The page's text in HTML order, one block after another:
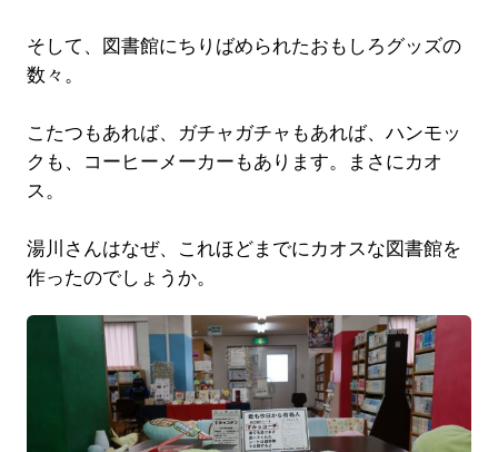
そして、図書館にちりばめられたおもしろグッズの
数々。
こたつもあれば、ガチャガチャもあれば、ハンモッ
クも、コーヒーメーカーもあります。まさにカオ
ス。
湯川さんはなぜ、これほどまでにカオスな図書館を
作ったのでしょうか。